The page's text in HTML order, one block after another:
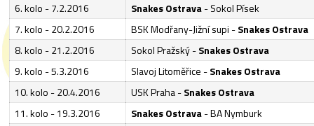
6. kolo - 7.2.2016
Snakes Ostrava- Sokol Písek
7. kolo - 20.2.2016
BSK Modřany-Jižní supi -Snakes Ostrava
8. kolo - 21.2.2016
Sokol Pražský -Snakes Ostrava
9. kolo - 5.3.2016
Slavoj Litoměřice -Snakes Ostrava
10. kolo - 20.4.2016
USK Praha -Snakes Ostrava
11. kolo - 19.3.2016
Snakes Ostrava- BA Nymburk